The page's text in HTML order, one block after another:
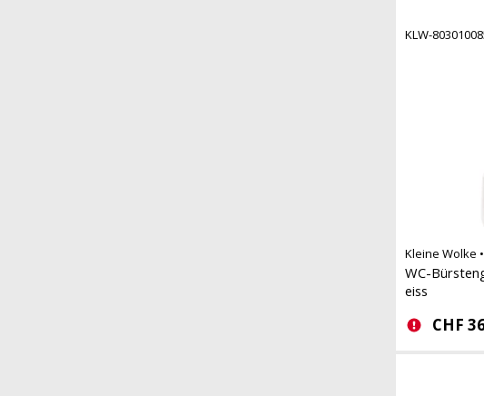
KLW-
Kleine Wolke •
WC-
eiss
CHF